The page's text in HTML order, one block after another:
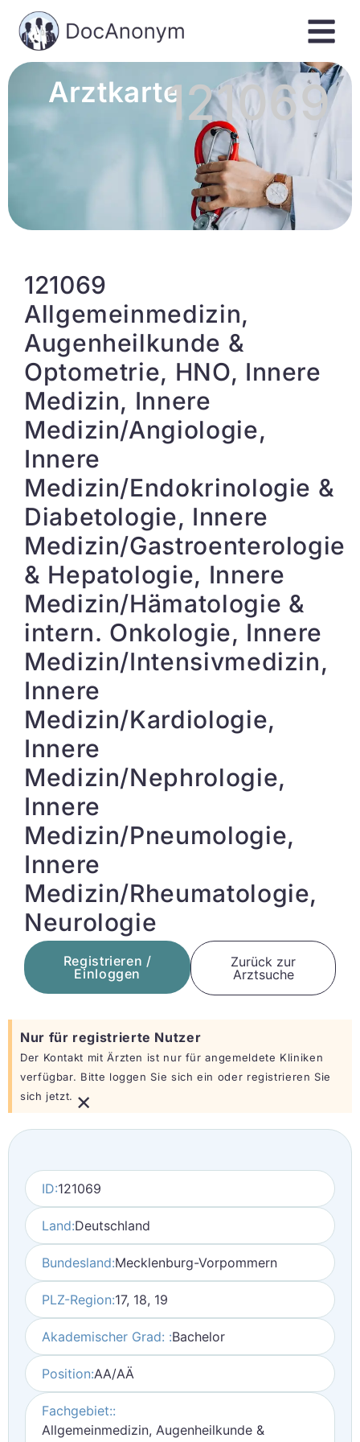
Arztkarte121069
121069
Allgemeinmedizin,
Augenheilkunde &
Optometrie, HNO, Innere
Medizin, Innere
Medizin/Angiologie,
Innere
Medizin/Endokrinologie &
Diabetologie, Innere
Medizin/Gastroenterologie
& Hepatologie, Innere
Medizin/Hämatologie &
intern. Onkologie, Innere
Medizin/Intensivmedizin,
Innere
Medizin/Kardiologie,
Innere
Medizin/Nephrologie,
Innere
Medizin/Pneumologie,
Innere
Medizin/Rheumatologie,
Neurologie
Registrieren /
Einloggen
Zurück zur
Arztsuche
Nur für registrierte Nutzer
Der Kontakt mit Ärzten ist nur für angemeldete Kliniken
verfügbar. Bitte loggen Sie sich ein oder registrieren Sie
sich jetzt. ×
ID:121069
Land:Deutschland
Bundesland:Mecklenburg-Vorpommern
PLZ-Region:17, 18, 19
Akademischer Grad: :Bachelor
Position:AA/AÄ
Fachgebiet::
Allgemeinmedizin, Augenheilkunde &